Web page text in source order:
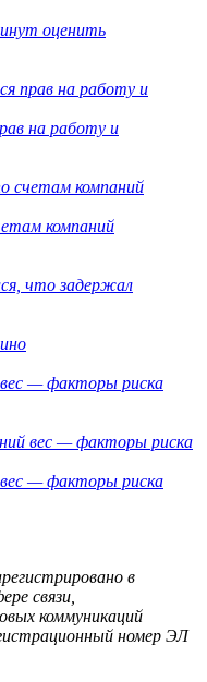
оценить
на работу и
компаний
что задержал
— факторы риска
— факторы риска
в
связи,
коммуникаций
номер ЭЛ